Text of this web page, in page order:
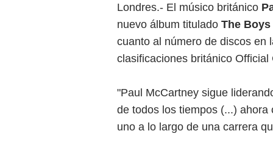
Londres.- El músico británico
nuevo álbum titulado The
cuanto al número de discos en
clasificaciones británico Official
"Paul McCartney sigue
de todos los tiempos (...)
uno a lo largo de una carrera